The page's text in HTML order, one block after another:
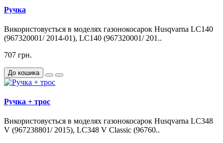
Ручка
Використовується в моделях газонокосарок Husqvarna LC140
(967320001/ 2014-01), LC140 (967320001/ 201..
707 грн.
До кошика
Ручка + трос
Використовується в моделях газонокосарок Husqvarna LC348
V (967238801/ 2015), LC348 V Classic (96760..